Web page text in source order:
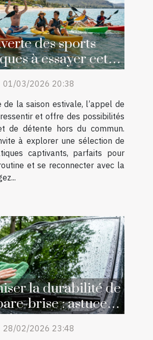
des sports
à essayer cet
01/03/2026 20:38
de la saison estivale, l’appel de
et offre des possibilités
de détente hors du commun.
à explorer une sélection de
captivants, parfaits pour
et se reconnecter avec la
la durabilité de
brise : astuces
28/02/2026 23:48